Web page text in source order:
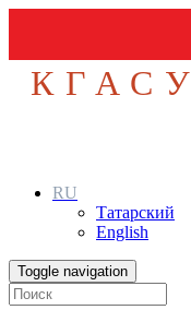
КГАСУ
RU
Татарский
English
Toggle navigation